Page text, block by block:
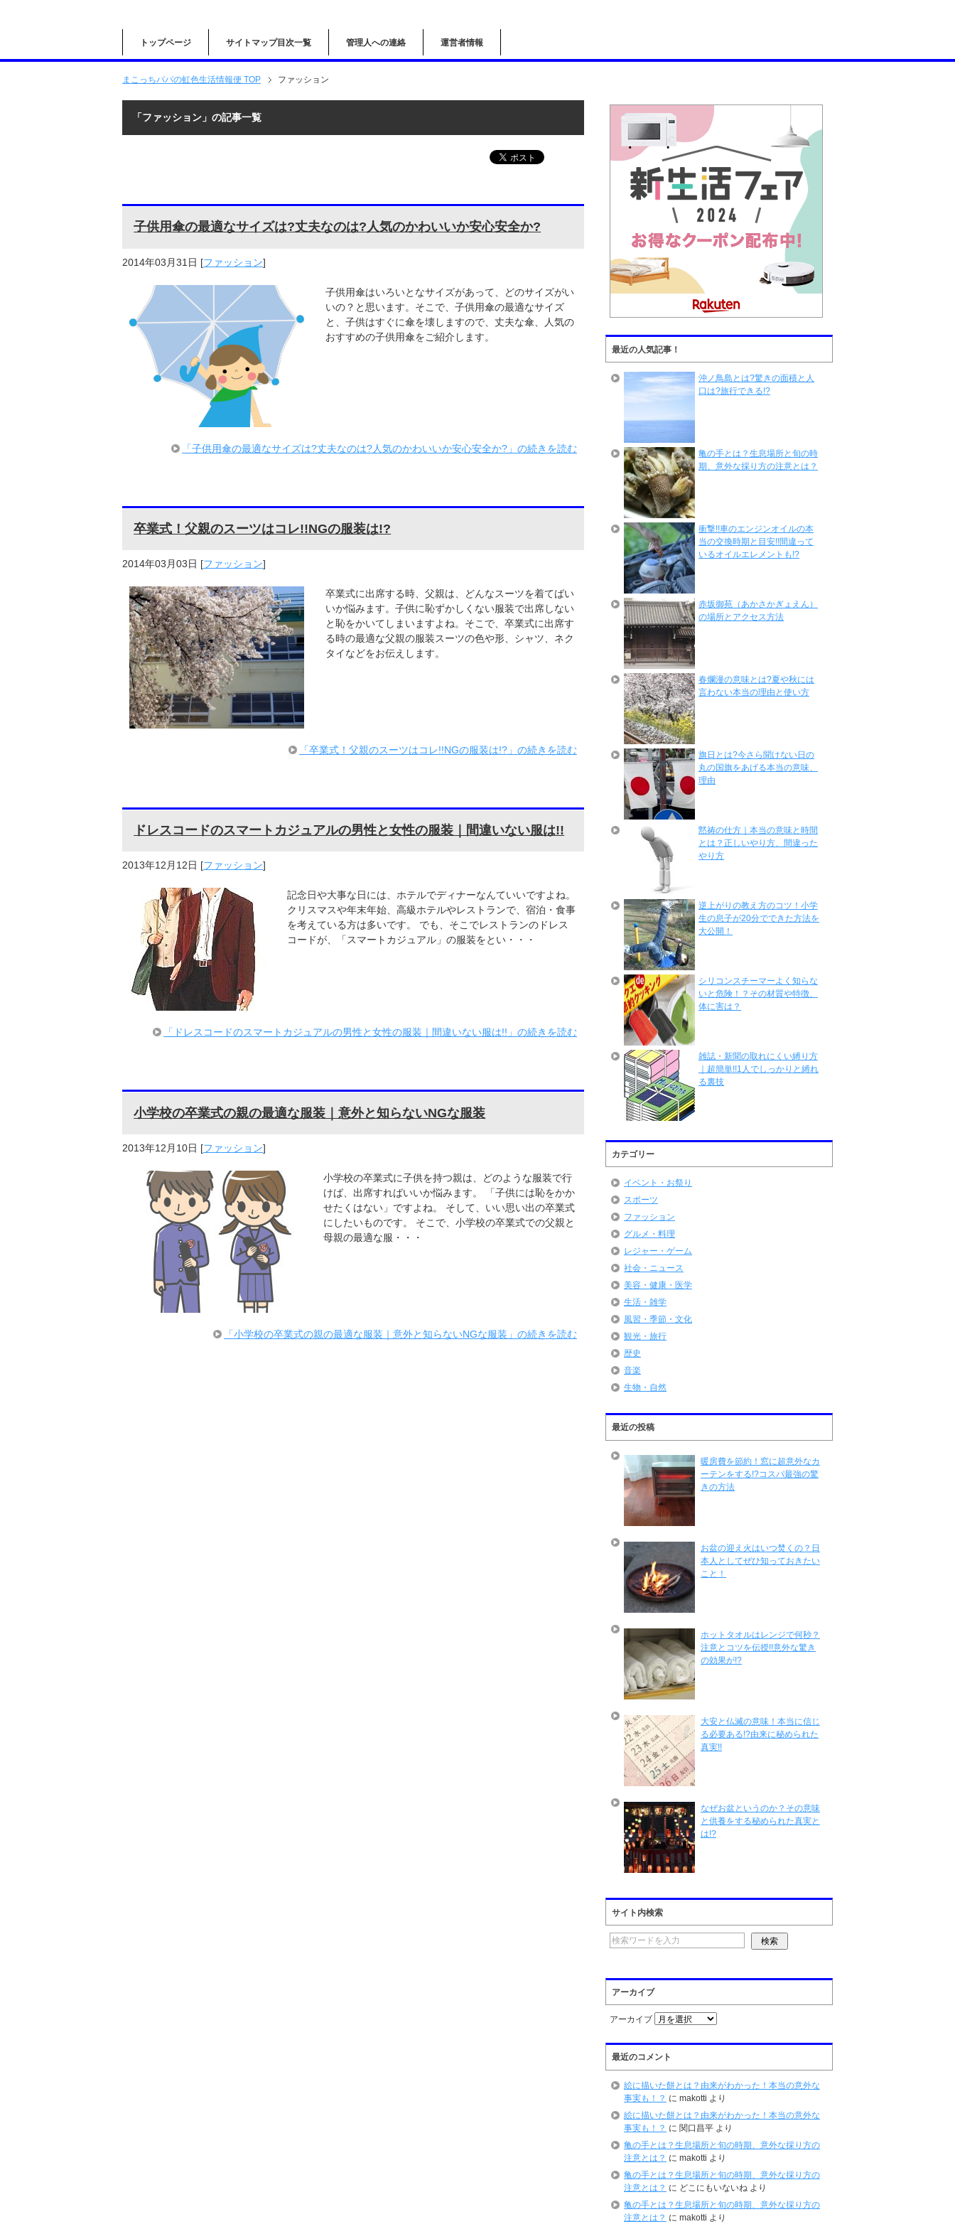
トップページ サイトマップ目次一覧 管理人への連絡 運営者情報
まこっちパパの虹色生活情報便 TOP ファッション
「ファッション」の記事一覧
子供用傘の最適なサイズは?丈夫なのは?人気のかわいいか安心安全か?
2014年03月31日 [ファッション]
子供用傘はいろいとなサイズがあって、どのサイズがい
いの？と思います。そこで、子供用傘の最適なサイズ
と、子供はすぐに傘を壊しますので、丈夫な傘、人気の
おすすめの子供用傘をご紹介します。
「子供用傘の最適なサイズは?丈夫なのは?人気のかわいいか安心安全か?」の続きを読む
卒業式！父親のスーツはコレ!!NGの服装は!?
2014年03月03日 [ファッション]
卒業式に出席する時、父親は、どんなスーツを着てばい
いか悩みます。子供に恥ずかしくない服装で出席しない
と恥をかいてしまいますよね。そこで、卒業式に出席す
る時の最適な父親の服装スーツの色や形、シャツ、ネク
タイなどをお伝えします。
「卒業式！父親のスーツはコレ!!NGの服装は!?」の続きを読む
ドレスコードのスマートカジュアルの男性と女性の服装｜間違いない服は!!
2013年12月12日 [ファッション]
記念日や大事な日には、ホテルでディナーなんていいですよね。
クリスマスや年末年始、高級ホテルやレストランで、宿泊・食事
を考えている方は多いです。 でも、そこでレストランのドレス
コードが、「スマートカジュアル」の服装をとい・・・
「ドレスコードのスマートカジュアルの男性と女性の服装｜間違いない服は!!」の続きを読む
小学校の卒業式の親の最適な服装｜意外と知らないNGな服装
2013年12月10日 [ファッション]
小学校の卒業式に子供を持つ親は、どのような服装で行
けば、出席すればいいか悩みます。 「子供には恥をかか
せたくはない」ですよね。 そして、いい思い出の卒業式
にしたいものです。 そこで、小学校の卒業式での父親と
母親の最適な服・・・
「小学校の卒業式の親の最適な服装｜意外と知らないNGな服装」の続きを読む
最近の人気記事！
沖ノ鳥島とは?驚きの面積と人
口は?旅行できる!?
亀の手とは？生息場所と旬の時
期、意外な採り方の注意とは？
衝撃!!車のエンジンオイルの本
当の交換時期と目安!!間違って
いるオイルエレメントも!?
赤坂御苑（あかさかぎょえん）
の場所とアクセス方法
春爛漫の意味とは?夏や秋には
言わない本当の理由と使い方
旗日とは?今さら聞けない日の
丸の国旗をあげる本当の意味、
理由
黙祷の仕方｜本当の意味と時間
とは？正しいやり方、間違った
やり方
逆上がりの教え方のコツ！小学
生の息子が20分でできた方法を
大公開！
シリコンスチーマーよく知らな
いと危険！？その材質や特徴、
体に害は？
雑誌・新聞の取れにくい縛り方
｜超簡単!!1人でしっかりと縛れ
る裏技
カテゴリー
イベント・お祭り
スポーツ
ファッション
グルメ・料理
レジャー・ゲーム
社会・ニュース
美容・健康・医学
生活・雑学
風習・季節・文化
観光・旅行
歴史
音楽
生物・自然
最近の投稿
暖房費を節約！窓に超意外なカ
ーテンをする!?コスパ最強の驚
きの方法
お盆の迎え火はいつ焚くの？日
本人としてぜひ知っておきたい
こと！
ホットタオルはレンジで何秒？
注意とコツを伝授!!意外な驚き
の効果が!?
大安と仏滅の意味！本当に信じ
る必要ある!?由来に秘められた
真実!!
なぜお盆というのか？その意味
と供養をする秘められた真実と
は!?
サイト内検索
アーカイブ
アーカイブ
最近のコメント
絵に描いた餅とは？由来がわかった！本当の意外な
事実も！？ に makotti より
絵に描いた餅とは？由来がわかった！本当の意外な
事実も！？ に 関口昌平 より
亀の手とは？生息場所と旬の時期、意外な採り方の
注意とは？ に makotti より
亀の手とは？生息場所と旬の時期、意外な採り方の
注意とは？ に どこにもいないね より
亀の手とは？生息場所と旬の時期、意外な採り方の
注意とは？ に makotti より